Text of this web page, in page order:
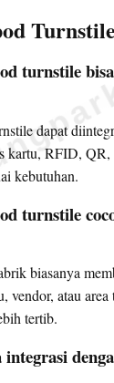
Turnstile
turnstile
dapat
kartu, RFID,
kebutuhan.
turnstile
biasanya
vendor, atau area
tertib.